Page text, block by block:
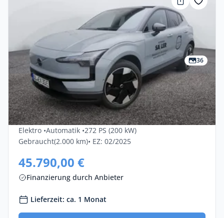
36
Privat & Gewerbe
Volvo Ex30 Single Motor Extended Range
Ultra 5dr
Elektro •Automatik •272 PS (200 kW)
Gebraucht(2.000 km)• EZ: 02/2025
45.790,00 €
Finanzierung durch Anbieter
Lieferzeit: ca. 1 Monat